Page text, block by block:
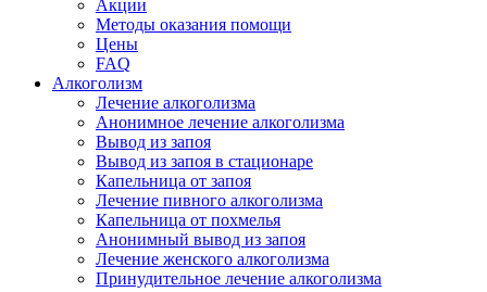
Акции
Методы оказания помощи
Цены
FAQ
Алкоголизм
Лечение алкоголизма
Анонимное лечение алкоголизма
Вывод из запоя
Вывод из запоя в стационаре
Капельница от запоя
Лечение пивного алкоголизма
Капельница от похмелья
Анонимный вывод из запоя
Лечение женского алкоголизма
Принудительное лечение алкоголизма